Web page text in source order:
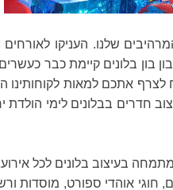
שלנו. העניקו
בון בלונים קיימת כבר
אתכם למאות לקוחותינו
חדרים בבלונים לימי
בעיצוב בלונים לכל